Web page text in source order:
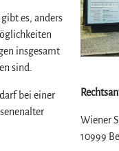
es, anders
insgesamt
sind.
bei einer
Wiener
10999